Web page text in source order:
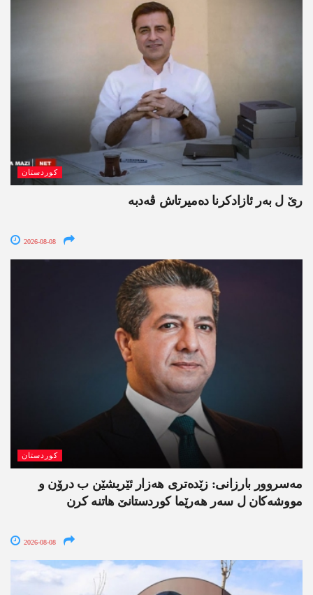
کوردستان
رێ ل بەر ئازادکرنا دەمیرتاش ڤەدبە
2026-08-08
کوردستان
مەسروور بارزانی: زێدەتری ھەزار ئێریشێن ب درۆن و
مووشەکان ل سەر ھەرێما کوردستانێ ھاتنە کرن
2026-08-08